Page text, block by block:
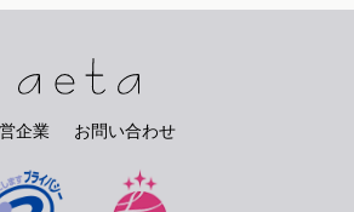
企業 お問い合わせ